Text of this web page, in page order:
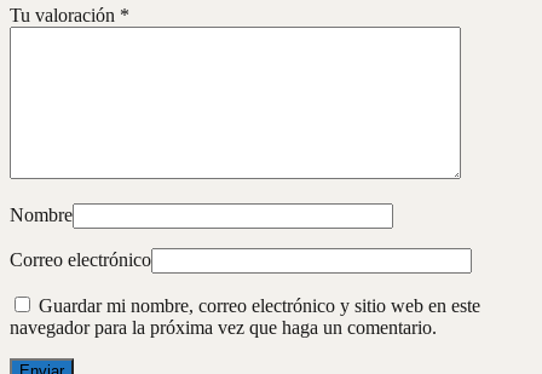
Tu valoración *
Nombre
Correo electrónico
Guardar mi nombre, correo electrónico y sitio web en este
navegador para la próxima vez que haga un comentario.